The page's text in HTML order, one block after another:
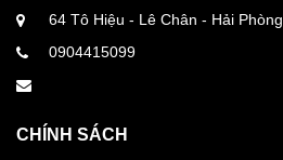
64 Tô Hiệu - Lê Chân - Hải Phòng
0904415099
CHÍNH SÁCH